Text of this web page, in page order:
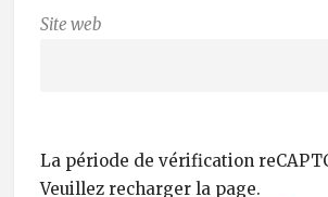
Site web
La période de vérification
Veuillez recharger la page.